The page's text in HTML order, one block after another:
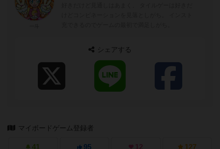
シェアする
マイボードゲーム登録者
41 95 12 127